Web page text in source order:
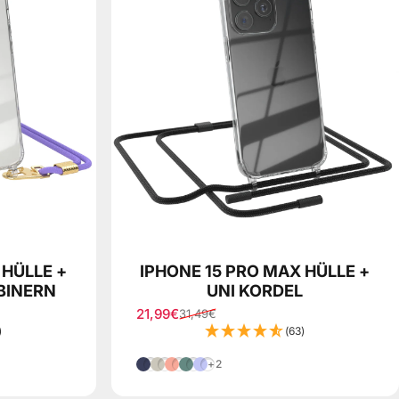
+
IPHONE 15 PRO MAX HÜLLE +
UNI KORDEL
Verkaufspreis
21,99€
Normaler Preis
31,49€
(63)
Nacht Blau
Taupe
Koralle
Pinien Grün
Lila
+2